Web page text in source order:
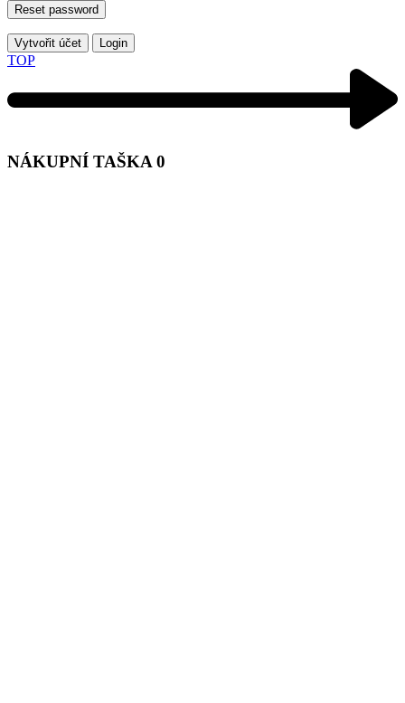
Reset password
Vytvořit účet Login
TOP
NÁKUPNÍ TAŠKA 0